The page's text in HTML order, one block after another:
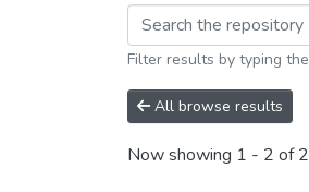
Filter results by typing
All browse results
Now showing 1 - 2 of 2